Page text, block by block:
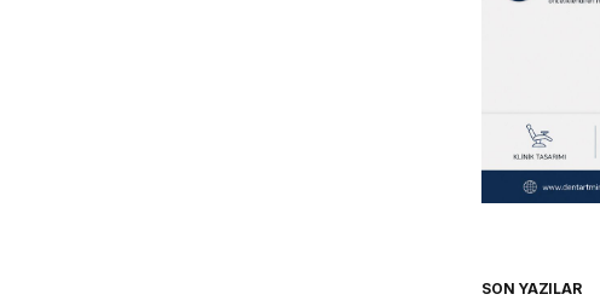
SON YAZILAR